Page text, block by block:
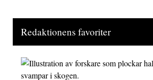
Redaktionens favoriter